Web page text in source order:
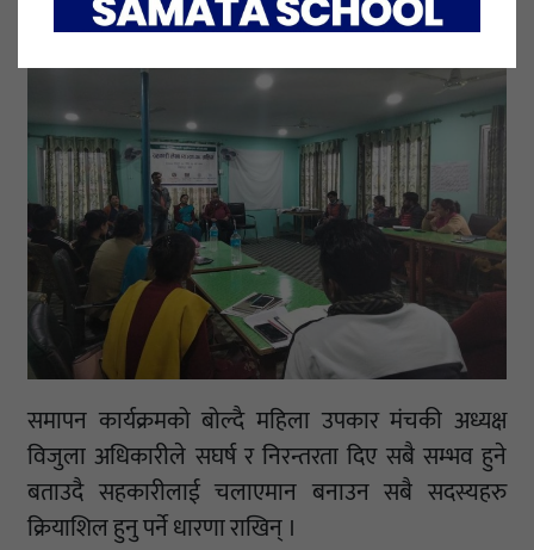
समापन कार्यक्रमको बोल्दै महिला उपकार मंचकी अध्यक्ष
विजुला अधिकारीले सघर्ष र निरन्तरता दिए सबै सम्भव हुने
बताउदै सहकारीलाई चलाएमान बनाउन सबै सदस्यहरु
क्रियाशिल हुनु पर्ने धारणा राखिन् ।